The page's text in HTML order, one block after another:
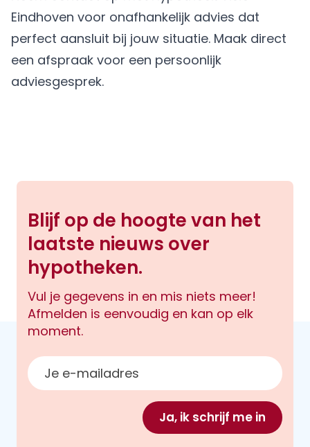
Eindhoven voor onafhankelijk advies dat
perfect aansluit bij jouw situatie. Maak direct
een afspraak voor een persoonlijk
adviesgesprek.
Blijf op de hoogte van het
laatste nieuws over
hypotheken.
Vul je gegevens in en mis niets meer!
Afmelden is eenvoudig en kan op elk
moment.
E-mailadres
Ja, ik schrijf me in